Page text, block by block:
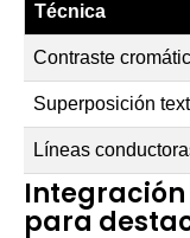
Técnica
Contraste
Superposición
Líneas
Integración
para